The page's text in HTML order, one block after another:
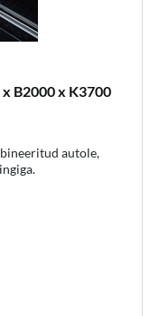
B2000 x K3700
autole,